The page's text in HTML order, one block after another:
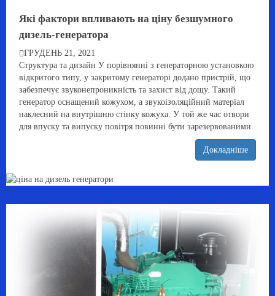
Які фактори впливають на ціну безшумного
дизель-генератора
ГРУДЕНЬ 21, 2021
Структура та дизайн У порівнянні з генераторною установкою
відкритого типу, у закритому генераторі додано пристрій, що
забезпечує звуконепроникність та захист від дощу. Такий
генератор оснащений кожухом, а звукоізоляційний матеріал
наклеєний на внутрішню стінку кожуха. У той же час отвори
для впуску та випуску повітря повинні бути зарезервованими.
Докладніше